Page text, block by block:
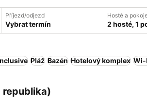
Příjezd/odjezd
Vybrat termín
Hosté a
2 hosté, 1
Pláž Bazén Hotelový komplex Wi-
republika)